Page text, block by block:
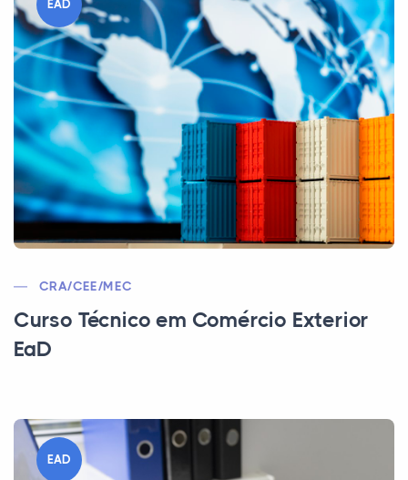
EAD
CRA/CEE/MEC
Curso Técnico em Comércio Exterior
EaD
EAD